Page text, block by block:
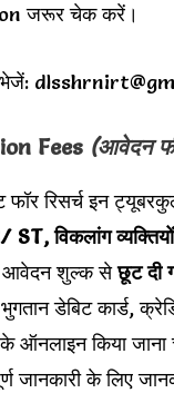
जरूर चेक करें।
Fees (आवेदन
रिसर्च इन
विकलांग व्यक्तियों
शुल्क सेछूट दी
डेबिट कार्ड,
ऑनलाइन किया जाना
जानकारी के लिए